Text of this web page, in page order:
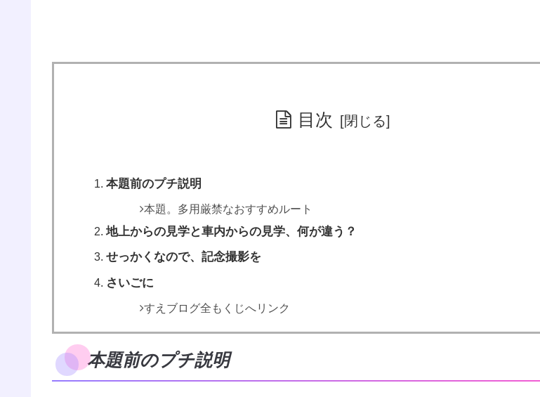
目次
本題前のプチ説明
本題。多用厳禁なおすすめルート
地上からの見学と車内からの見学、何が違う？
せっかくなので、記念撮影を
さいごに
すえブログ全もくじへリンク
本題前のプチ説明